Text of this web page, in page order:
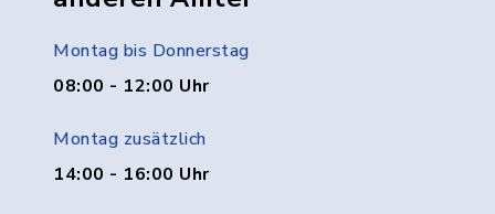
Montag bis Donnerstag
08:00 - 12:00 Uhr
Montag zusätzlich
14:00 - 16:00 Uhr